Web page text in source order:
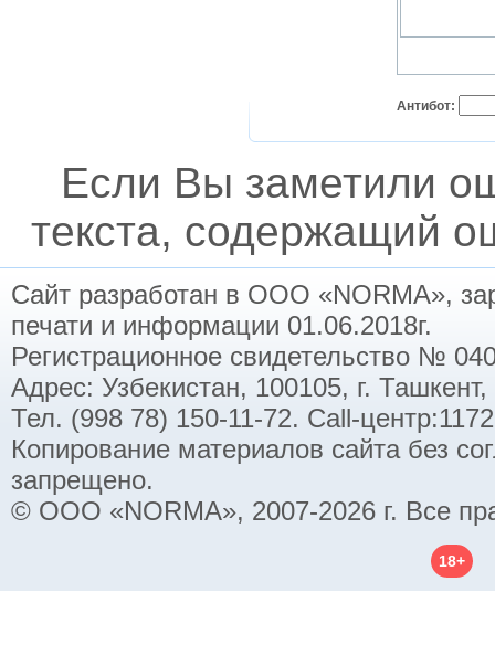
Антибот:
Если Вы заметили
текста, содержащий
Сайт разработан в ООО «NORMA»,
печати и информации 01.06.2018г.
Регистрационное свидетельство №
Адрес: Узбекистан, 100105, г.
Тел. (998 78) 150-11-72. Call-
Копирование материалов сайта без
запрещено.
© ООО «NORMA», 2007-2026 г. Все
18+